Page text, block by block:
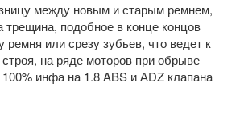
между новым и старым ремнем,
трещина, подобное в конце концов
ремня или срезу зубьев, что ведет к
на ряде моторов при обрыве
100% инфа на 1.8 ABS и АDZ клапана